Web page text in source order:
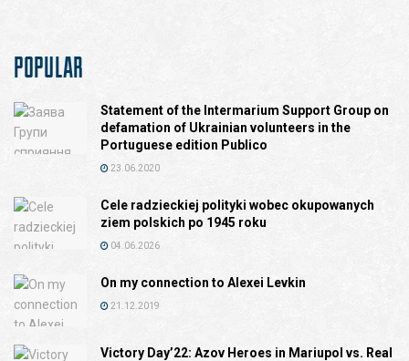
POPULAR
Statement of the Intermarium Support Group on
defamation of Ukrainian volunteers in the
Portuguese edition Publico
23.06.2020
Cele radzieckiej polityki wobec okupowanych
ziem polskich po 1945 roku
04.06.2026
On my connection to Alexei Levkin
21.12.2019
Victory Day’22: Azov Heroes in Mariupol vs. Real